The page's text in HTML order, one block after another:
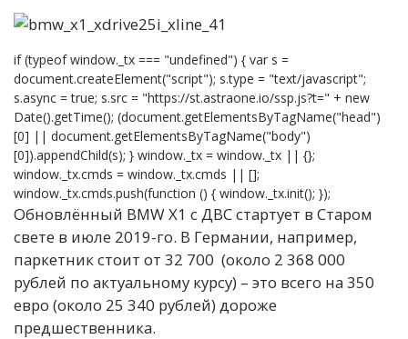
if (typeof window._tx === "undefined") { var s =
document.createElement("script"); s.type = "text/javascript";
s.async = true; s.src = "https://st.astraone.io/ssp.js?t=" + new
Date().getTime(); (document.getElementsByTagName("head")
[0] || document.getElementsByTagName("body")
[0]).appendChild(s); } window._tx = window._tx || {};
window._tx.cmds = window._tx.cmds || [];
window._tx.cmds.push(function () { window._tx.init(); });
Обновлённый BMW X1 с ДВС стартует в Старом
свете в июле 2019-го. В Германии, например,
паркетник стоит от 32 700 (около 2 368 000
рублей по актуальному курсу) – это всего на 350
евро (около 25 340 рублей) дороже
предшественника.